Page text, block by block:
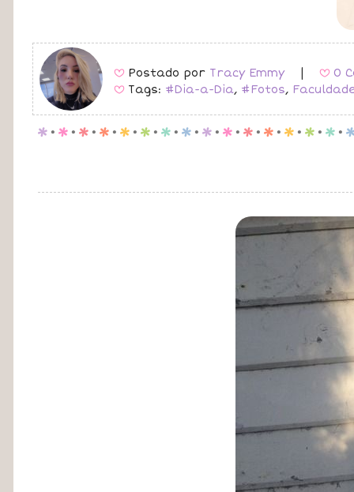
B Postado por Tracy Emmy B 0
B Tags: #Dia-a-Dia, #Fotos,
p . p . p . p . p . p . p . p . p . p . p . p . p . p . p .